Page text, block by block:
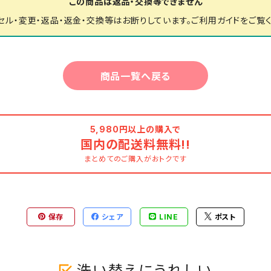
ル・変更・返品・返金・交換等はお断りしています。ご利用ガイドをご覧
商品一覧へ戻る
5,980円以上の購入で
国内の配送料無料!!
まとめてのご購入がおトクです
保存 シェア LINE ポスト